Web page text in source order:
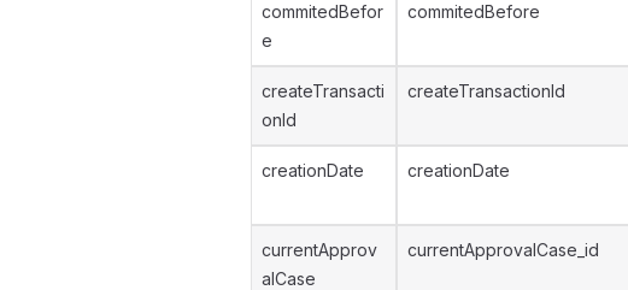
commitedBefor
e
commitedBefore
createTransacti
onId
createTransactionId
creationDate creationDate
currentApprov
alCase
currentApprovalCase_id